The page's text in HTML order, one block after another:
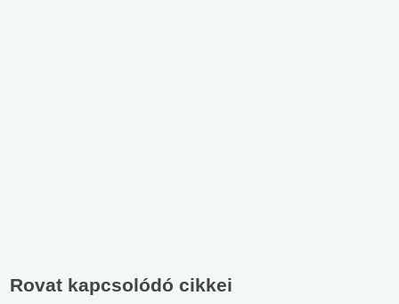
Rovat kapcsolódó cikkei